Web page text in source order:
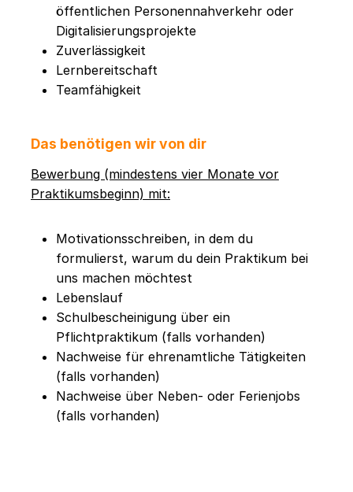
öffentlichen Personennahverkehr oder
Digitalisierungsprojekte
Zuverlässigkeit
Lernbereitschaft
Teamfähigkeit
Das benötigen wir von dir
Bewerbung (mindestens vier Monate vor
Praktikumsbeginn) mit:
Motivationsschreiben, in dem du
formulierst, warum du dein Praktikum bei
uns machen möchtest
Lebenslauf
Schulbescheinigung über ein
Pflichtpraktikum (falls vorhanden)
Nachweise für ehrenamtliche Tätigkeiten
(falls vorhanden)
Nachweise über Neben- oder Ferienjobs
(falls vorhanden)